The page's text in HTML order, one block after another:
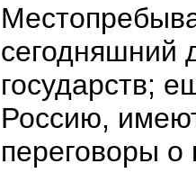
сегодняшний
государств;
Россию,
переговоры о